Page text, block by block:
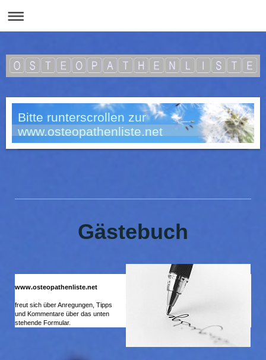
Bitte runterscrollen zur
www.osteopathenliste.net
Gästebuch
www.osteopathenliste.net
freut sich über Anregungen, Tipps
und Kommentare über das unten
stehende Formular.